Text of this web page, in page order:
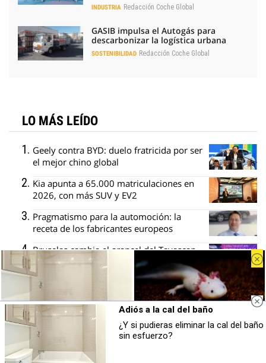
INDUSTRIA Redacción Coche Global
GASIB impulsa el Autogás para
descarbonizar la logística urbana
SOSTENIBILIDAD Redacción Coche Global
LO MÁS LEÍDO
Geely contra BYD: duelo fratricida por ser
el mejor chino global
Kia apunta a 65.000 matriculaciones en
2026, con más SUV y EV2
Pragmatismo para la automoción: la
receta de los fabricantes europeos
Bruselas cambia el arancel del Tavascan
por un precio mínimo y un cupo
Stellantis y Mercedes descartan dos
gigafactorías en Italia y Alemania
Adiós a la cal del baño
¿Y si pudieras eliminar la cal del baño
sin esfuerzo?
Parece ciencia ficción
Prepárate para alucinar con estas
Adiós a la cal del baño
¿Y si pudieras eliminar la cal del baño
sin esfuerzo?